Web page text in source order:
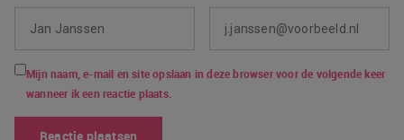
Mijn naam, e-mail en site opslaan in deze browser voor de volgende keer
wanneer ik een reactie plaats.